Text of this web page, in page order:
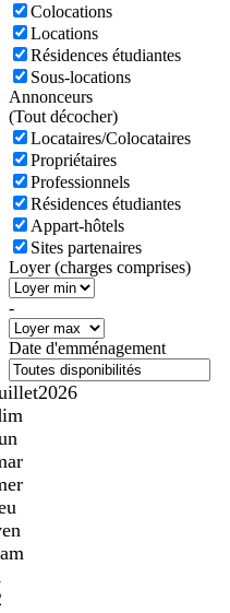
Colocations
Locations
Résidences étudiantes
Sous-locations
Annonceurs
(Tout décocher)
Locataires/Colocataires
Propriétaires
Professionnels
Résidences étudiantes
Appart-hôtels
Sites partenaires
Loyer (charges comprises)
-
Date d'emménagement
2026